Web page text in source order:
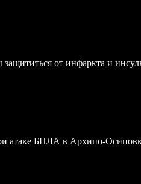
защититься от инфаркта и
атаке БПЛА в Архипо-